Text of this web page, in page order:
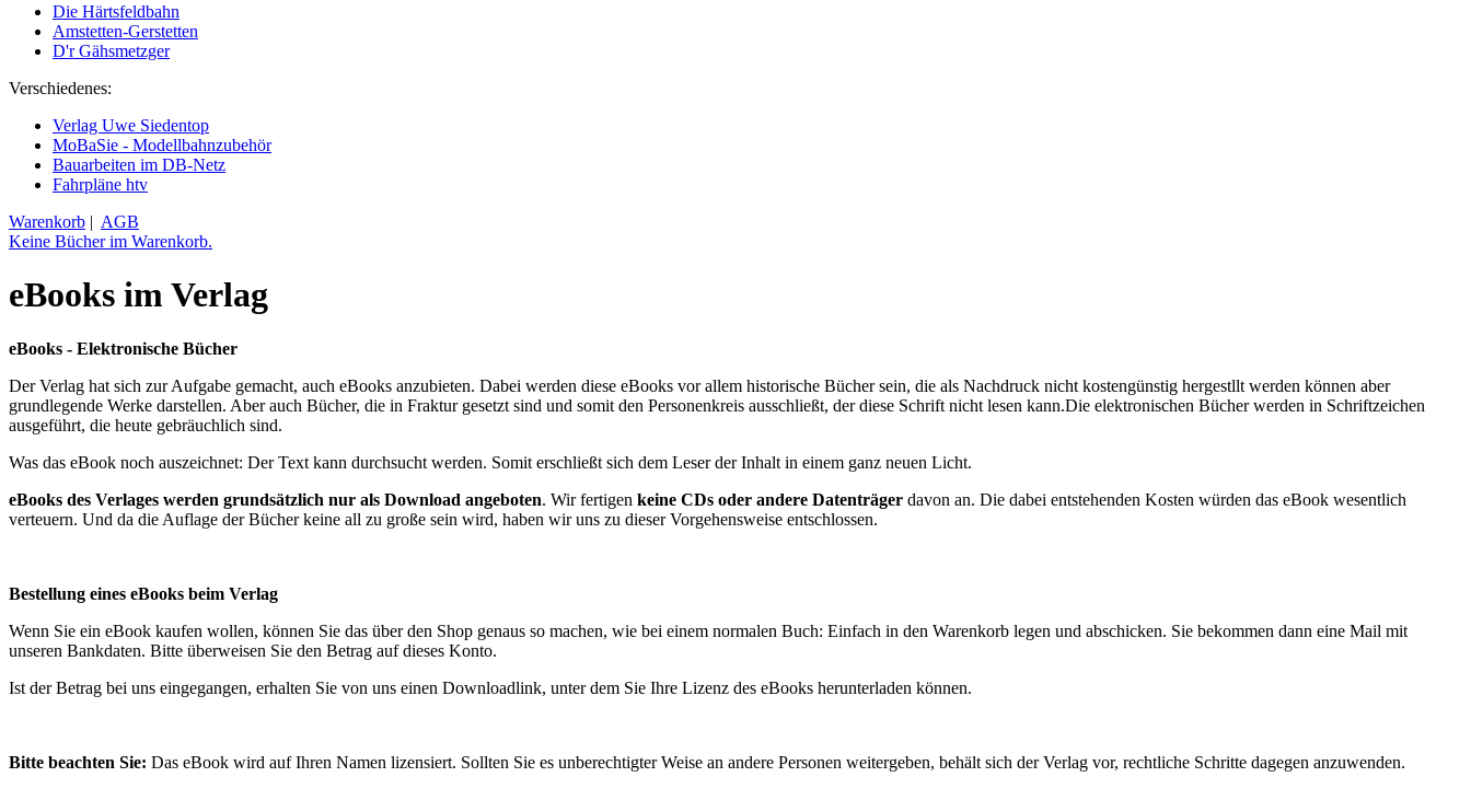
Die Härtsfeldbahn
Amstetten-Gerstetten
D'r Gähsmetzger
Verschiedenes:
Verlag Uwe Siedentop
MoBaSie - Modellbahnzubehör
Bauarbeiten im DB-Netz
Fahrpläne htv
Warenkorb | AGB
Keine Bücher im Warenkorb.
eBooks im Verlag
eBooks - Elektronische Bücher
Der Verlag hat sich zur Aufgabe gemacht, auch eBooks anzubieten. Dabei werden diese eBooks vor allem historische Bücher sein, die als Nachdruck nicht kostengünstig hergestllt werden können aber
grundlegende Werke darstellen. Aber auch Bücher, die in Fraktur gesetzt sind und somit den Personenkreis ausschließt, der diese Schrift nicht lesen kann.Die elektronischen Bücher werden in Schriftzeichen
ausgeführt, die heute gebräuchlich sind.
Was das eBook noch auszeichnet: Der Text kann durchsucht werden. Somit erschließt sich dem Leser der Inhalt in einem ganz neuen Licht.
eBooks des Verlages werden grundsätzlich nur als Download angeboten. Wir fertigen keine CDs oder andere Datenträger davon an. Die dabei entstehenden Kosten würden das eBook wesentlich
verteuern. Und da die Auflage der Bücher keine all zu große sein wird, haben wir uns zu dieser Vorgehensweise entschlossen.
Bestellung eines eBooks beim Verlag
Wenn Sie ein eBook kaufen wollen, können Sie das über den Shop genaus so machen, wie bei einem normalen Buch: Einfach in den Warenkorb legen und abschicken. Sie bekommen dann eine Mail mit
unseren Bankdaten. Bitte überweisen Sie den Betrag auf dieses Konto.
Ist der Betrag bei uns eingegangen, erhalten Sie von uns einen Downloadlink, unter dem Sie Ihre Lizenz des eBooks herunterladen können.
Bitte beachten Sie: Das eBook wird auf Ihren Namen lizensiert. Sollten Sie es unberechtigter Weise an andere Personen weitergeben, behält sich der Verlag vor, rechtliche Schritte dagegen anzuwenden.